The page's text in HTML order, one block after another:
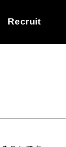
Recruit